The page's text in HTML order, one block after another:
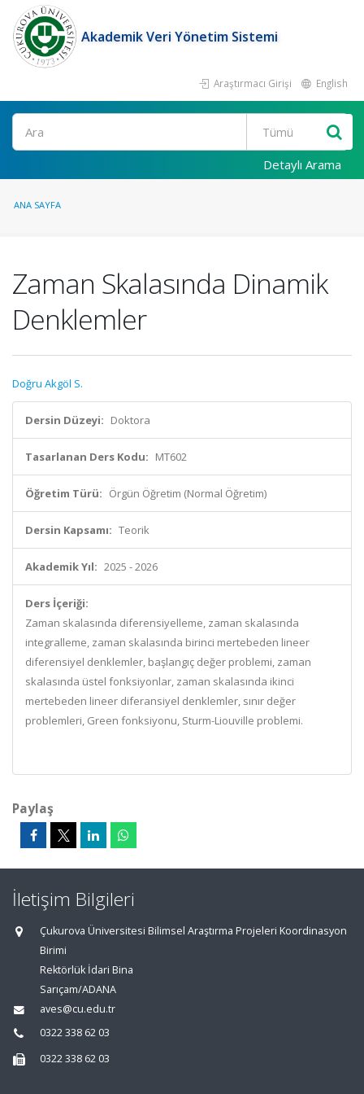
Akademik Veri Yönetim Sistemi
Araştırmacı Girişi English
Ara
Detaylı Arama
ANA SAYFA
Zaman Skalasında Dinamik
Denklemler
Doğru Akgöl S.
Dersin Düzeyi: Doktora
Tasarlanan Ders Kodu: MT602
Öğretim Türü: Örgün Öğretim (Normal Öğretim)
Dersin Kapsamı: Teorik
Akademik Yıl: 2025 - 2026
Ders İçeriği:
Zaman skalasında diferensiyelleme, zaman skalasında
integralleme, zaman skalasında birinci mertebeden lineer
diferensiyel denklemler, başlangıç değer problemi, zaman
skalasında üstel fonksiyonlar, zaman skalasında ikinci
mertebeden lineer diferansiyel denklemler, sınır değer
problemleri, Green fonksiyonu, Sturm-Liouville problemi.
Paylaş
İletişim Bilgileri
Çukurova Üniversitesi Bilimsel Araştırma Projeleri Koordinasyon
Birimi
Rektörlük İdari Bina
Sarıçam/ADANA
aves@cu.edu.tr
0322 338 62 03
0322 338 62 03